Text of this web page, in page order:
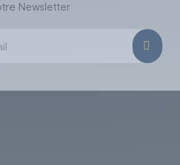
Newsletter